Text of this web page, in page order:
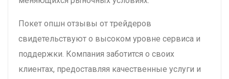
Покет опшн отзывы от трейдеров
свидетельствуют о высоком уровне сервиса и
поддержки. Компания заботится о своих
клиентах, предоставляя качественные услуги и